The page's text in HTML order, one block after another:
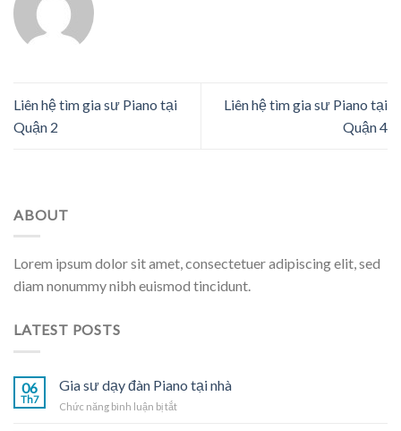
Liên hệ tìm gia sư Piano tại
Quận 2
Liên hệ tìm gia sư Piano tại
Quận 4
ABOUT
Lorem ipsum dolor sit amet, consectetuer adipiscing elit, sed
diam nonummy nibh euismod tincidunt.
LATEST POSTS
06
Th7
Gia sư dạy đàn Piano tại nhà
Chức năng bình luận bị tắtở